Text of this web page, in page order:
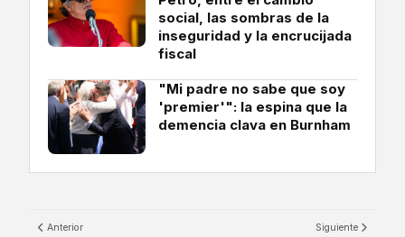
social, las sombras de la
inseguridad y la encrucijada
fiscal
"Mi padre no sabe que soy
'premier'": la espina que la
demencia clava en Burnham
Anterior Siguiente